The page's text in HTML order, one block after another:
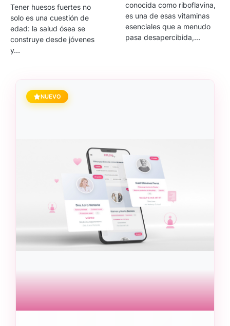
Tener huesos fuertes no
solo es una cuestión de
edad: la salud ósea se
construye desde jóvenes
y…
conocida como riboflavina,
es una de esas vitaminas
esenciales que a menudo
pasa desapercibida,…
NUEVO